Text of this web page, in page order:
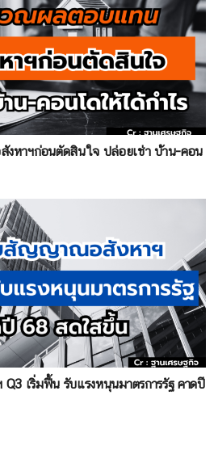
หาฯก่อนตัดสินใจ ปล่อยเช่า บ้าน-คอน
เริ่มฟื้น รับแรงหนุนมาตรการรัฐ คาดปี